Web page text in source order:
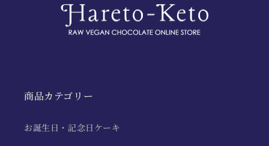
商品カテゴリー
お誕生日・記念日ケーキ